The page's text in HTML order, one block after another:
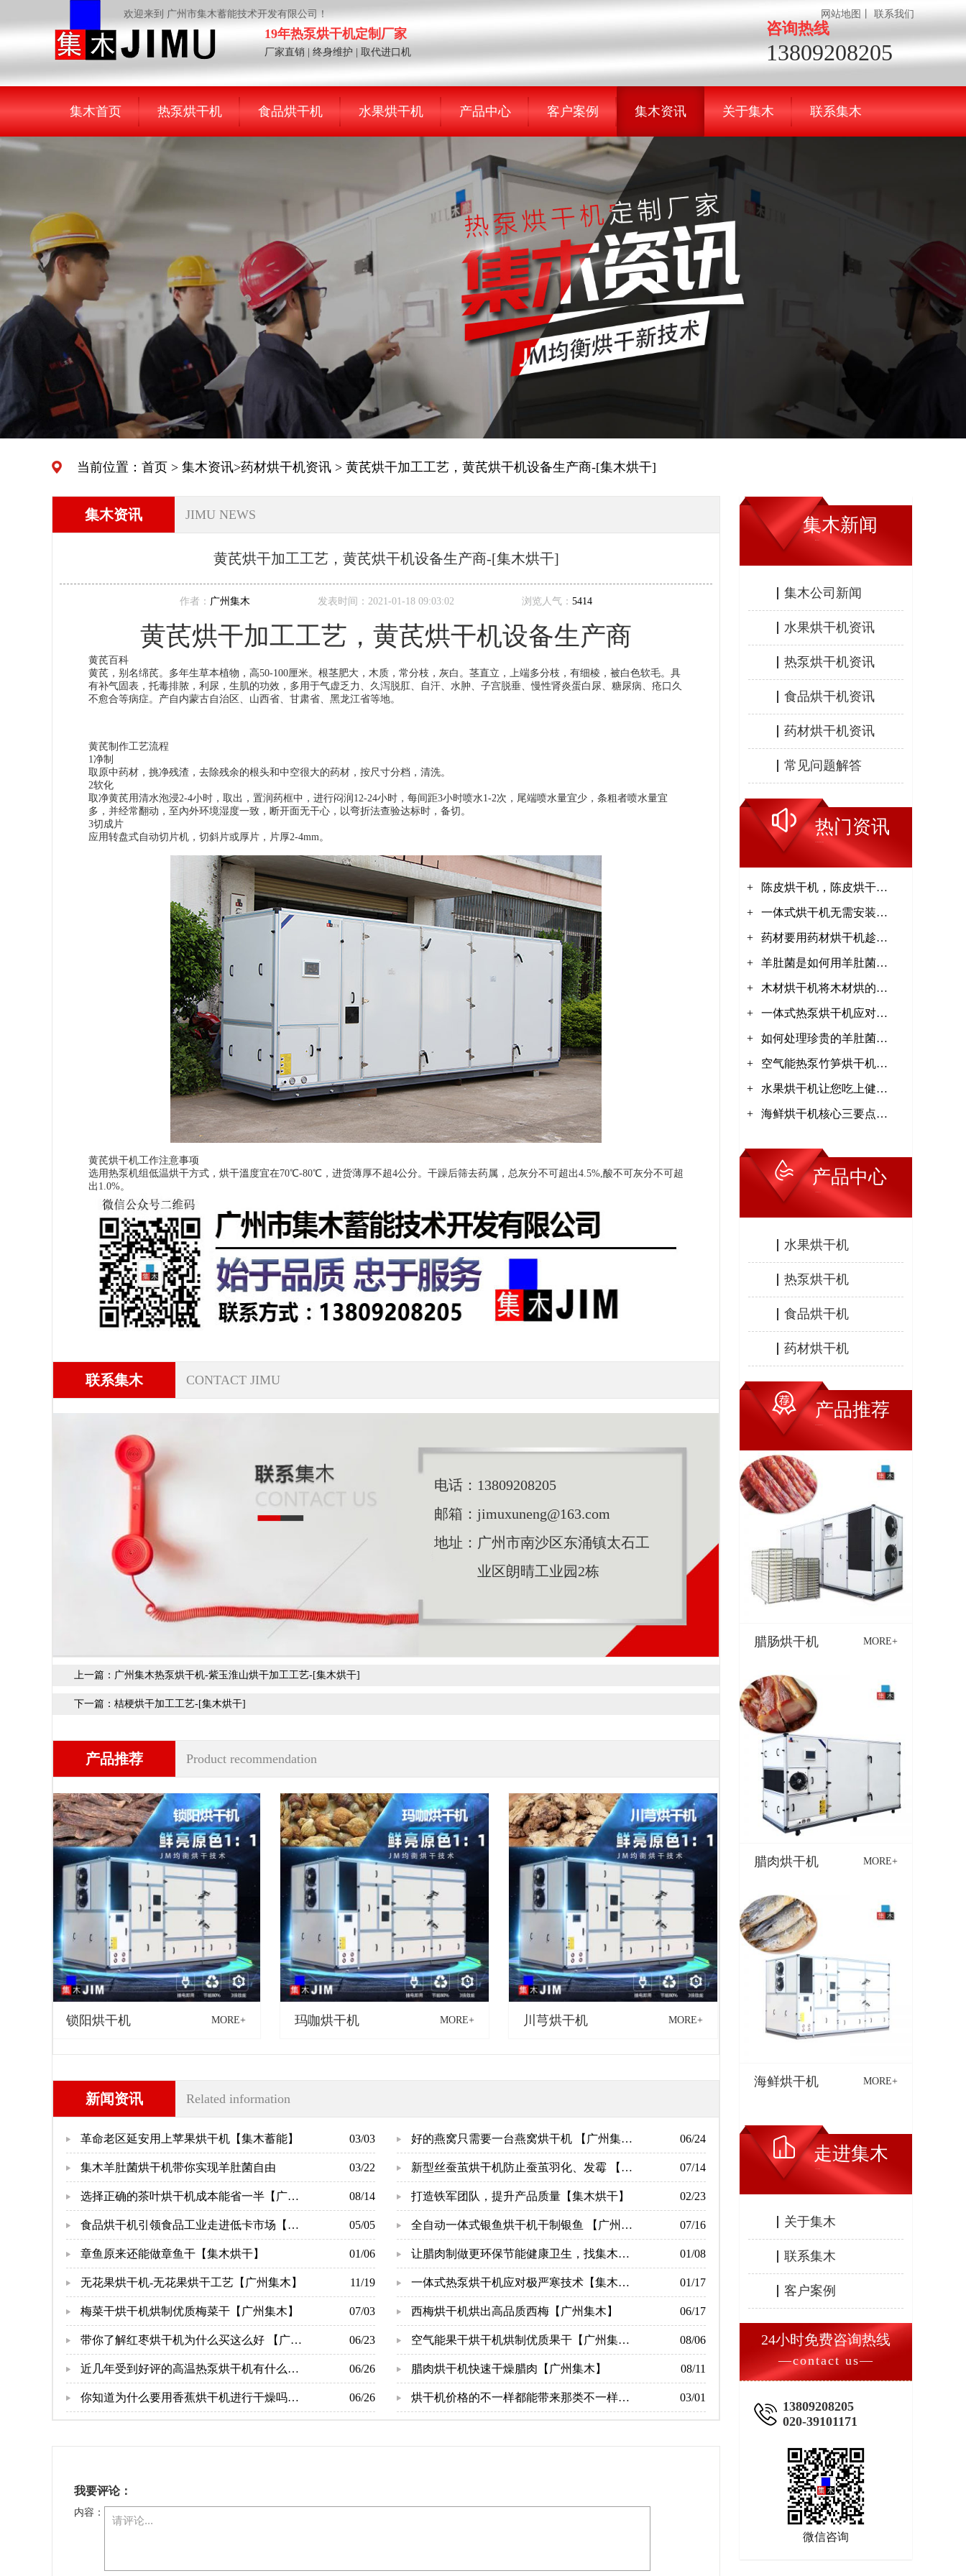
欢迎来到 广州市集木蓄能技术开发有限公司！ 网站地图 联系我们
19年热泵烘干机定制厂家
厂家直销 | 终身维护 | 取代进口机
咨询热线
13809208205
集木首页 热泵烘干机 食品烘干机 水果烘干机 产品中心 客户案例 集木资讯 关于集木 联系集木
当前位置： 首页 > 集木资讯>药材烘干机资讯 > 黄芪烘干加工工艺，黄芪烘干机设备生产商-[集木烘干]
集木资讯 JIMU NEWS
黄芪烘干加工工艺，黄芪烘干机设备生产商-[集木烘干]
作者： 广州集木 发表时间： 2021-01-18 09:03:02 浏览人气： 5414
黄芪烘干加工工艺，黄芪烘干机设备生产商
黄芪百科
黄芪，别名绵芪。多年生草本植物，高50-100厘米。根茎肥大，木质，常分枝，灰白。茎直立，上端多分枝，有细棱，被白色软毛。具
有补气固表，托毒排脓，利尿，生肌的功效，多用于气虚乏力、久泻脱肛、自汗、水肿、子宫脱垂、慢性肾炎蛋白尿、糖尿病、疮口久
不愈合等病症。 产自内蒙古自治区、山西省、甘肃省、黑龙江省等地。
黄芪制作工艺流程
1净制
取原中药材，挑净残渣，去除残余的根头和中空很大的药材，按尺寸分档，清洗。
2软化
取净黄芪用清水泡浸2-4小时，取出，置润药框中，进行闷润 12-24小时，每间距3小时喷水1-2次，尾端喷水量宜少，条粗者喷水量宜
多，并经常翻动，至內外环境湿度一致，断开面无干心，以弯折法查验达标时，备切。
3切成片
应用转盘式自动切片机，切斜片或厚片，片厚2-4mm。
黄芪烘干机工作注意事项
选用热泵机组低温烘干方式，烘干溫度宜在70℃-80℃ ，进货薄厚不超4公分。干躁后筛去药属，总灰分不可超出4.5%,酸不可灰分不可超
出 1.0%。
联系集木 CONTACT JIMU
电话： 13809208205
邮箱： jimuxuneng@163.com
地址： 广州市南沙区东涌镇太石工
业区朗晴工业园2栋
上一篇： 广州集木热泵烘干机-紫玉淮山烘干加工工艺-[集木烘干]
下一篇： 桔梗烘干加工工艺-[集木烘干]
产品推荐 Product recommendation
锁阳烘干机 MORE+ 玛咖烘干机 MORE+ 川芎烘干机 MORE+
新闻资讯 Related information
革命老区延安用上苹果烘干机【集木蓄能】 03/03 好的燕窝只需要一台燕窝烘干机 【广州集
木】
06/24
集木羊肚菌烘干机带你实现羊肚菌自由 03/22 新型丝蚕茧烘干机防止蚕茧羽化、发霉 【广
州集木】
07/14
选择正确的茶叶烘干机成本能省一半【广州
集木】
08/14 打造铁军团队，提升产品质量【集木烘干】 02/23
食品烘干机引领食品工业走进低卡市场【广
州集木】
05/05 全自动一体式银鱼烘干机干制银鱼 【广州集
木】
07/16
章鱼原来还能做章鱼干【集木烘干】 01/06 让腊肉制做更环保节能健康卫生，找集木空
气能烘干机-[集木烘干]
01/08
无花果烘干机-无花果烘干工艺【广州集木】 11/19 一体式热泵烘干机应对极严寒技术【集木烘
干】
01/17
梅菜干烘干机烘制优质梅菜干【广州集木】 07/03 西梅烘干机烘出高品质西梅【广州集木】 06/17
带你了解红枣烘干机为什么买这么好 【广州
集木】
06/23 空气能果干烘干机烘制优质果干【广州集
木】
08/06
近几年受到好评的高温热泵烘干机有什么优
点？【广州集木】
06/26 腊肉烘干机快速干燥腊肉【广州集木】 08/11
你知道为什么要用香蕉烘干机进行干燥吗？ 06/26 烘干机价格的不一样都能带来那类不一样的 03/01
我要评论：
内容：
集木新闻
集木公司新闻
水果烘干机资讯
热泵烘干机资讯
食品烘干机资讯
药材烘干机资讯
常见问题解答
热门资讯
+ 陈皮烘干机，陈皮烘干工
艺【集木烘干】
+ 一体式烘干机无需安装接
电即可使用【集木烘干】
+ 药材要用药材烘干机趁鲜
加工【集木烘干】
+ 羊肚菌是如何用羊肚菌烘
干机干燥，干燥效果怎么
样【集木烘干】
+ 木材烘干机将木材烘的越
干越好吗？【集木烘干】
+ 一体式热泵烘干机应对极
严寒技术【集木烘干】
+ 如何处理珍贵的羊肚菌
【集木烘干】
+ 空气能热泵竹笋烘干机工
作原理【集木烘干】
+ 水果烘干机让您吃上健康
水果【集木烘干】
+ 海鲜烘干机核心三要点
产品中心
水果烘干机
热泵烘干机
食品烘干机
药材烘干机
产品推荐
腊肠烘干机 MORE+
腊肉烘干机 MORE+
海鲜烘干机 MORE+
走进集木
关于集木
联系集木
客户案例
24小时免费咨询热线
—contact us—
13809208205
020-39101171
微信咨询